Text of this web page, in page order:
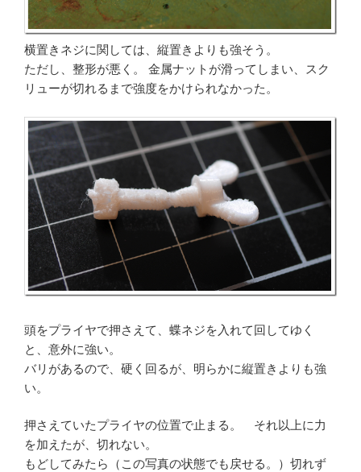
横置きネジに関しては、縦置きよりも強そう。
ただし、整形が悪く。 金属ナットが滑ってしまい、スク
リューが切れるまで強度をかけられなかった。
頭をプライヤで押さえて、蝶ネジを入れて回してゆく
と、意外に強い。
バリがあるので、硬く回るが、明らかに縦置きよりも強
い。
押さえていたプライヤの位置で止まる。 それ以上に力
を加えたが、切れない。
もどしてみたら（この写真の状態でも戻せる。）切れず